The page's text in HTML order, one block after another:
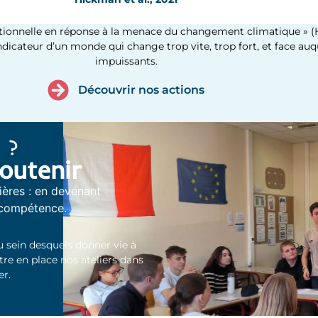
en réponse à la menace du changement climatique »
d’un monde qui change trop vite, trop fort, et face
impuissants.
Découvrir nos actions
: en devenant
sein desquels donner vie à
en place nos ateliers dans